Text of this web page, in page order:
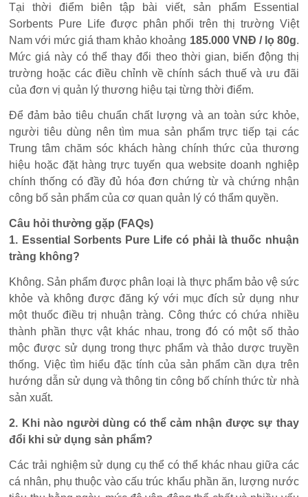
Tại thời điểm biên tập bài viết, sản phẩm Essential
Sorbents Pure Life được phân phối trên thị trường Việt
Nam với mức giá tham khảo khoảng 185.000VNĐ / lọ 80g.
Mức giá này có thể thay đổi theo thời gian, biến động thị
trường hoặc các điều chỉnh về chính sách thuế và ưu đãi
của đơn vị quản lý thương hiệu tại từng thời điểm.
Để đảm bảo tiêu chuẩn chất lượng và an toàn sức khỏe,
người tiêu dùng nên tìm mua sản phẩm trực tiếp tại các
Trung tâm chăm sóc khách hàng chính thức của thương
hiệu hoặc đặt hàng trực tuyến qua website doanh nghiệp
chính thống có đầy đủ hóa đơn chứng từ và chứng nhận
công bố sản phẩm của cơ quan quản lý có thẩm quyền.
Câu hỏi thường gặp (FAQs)
1. Essential Sorbents Pure Life có phải là thuốc nhuận
tràng không?
Không. Sản phẩm được phân loại là thực phẩm bảo vệ sức
khỏe và không được đăng ký với mục đích sử dụng như
một thuốc điều trị nhuận tràng. Công thức có chứa nhiều
thành phần thực vật khác nhau, trong đó có một số thảo
mộc được sử dụng trong thực phẩm và thảo dược truyền
thống. Việc tìm hiểu đặc tính của sản phẩm cần dựa trên
hướng dẫn sử dụng và thông tin công bố chính thức từ nhà
sản xuất.
2. Khi nào người dùng có thể cảm nhận được sự thay
đổi khi sử dụng sản phẩm?
Các trải nghiệm sử dụng cụ thể có thể khác nhau giữa các
cá nhân, phụ thuộc vào cấu trúc khẩu phần ăn, lượng nước